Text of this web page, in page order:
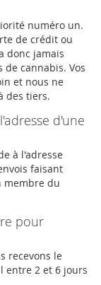
numéro un.
de crédit ou
donc jamais
de cannabis. Vos
et nous ne
des tiers.
d'une
à l'adresse
faisant
membre du
pour
recevons le
entre 2 et 6 jours